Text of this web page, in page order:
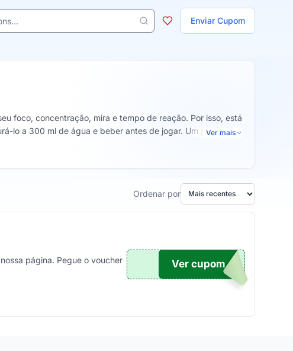
Enviar Cupom
e lojas
foco, concentração, mira e tempo de reação. Por isso, está
lo a 300 ml de água e beber antes de jogar. Um produto
Ver mais
Ordenar por
página. Pegue o voucher
10
Ver cupom